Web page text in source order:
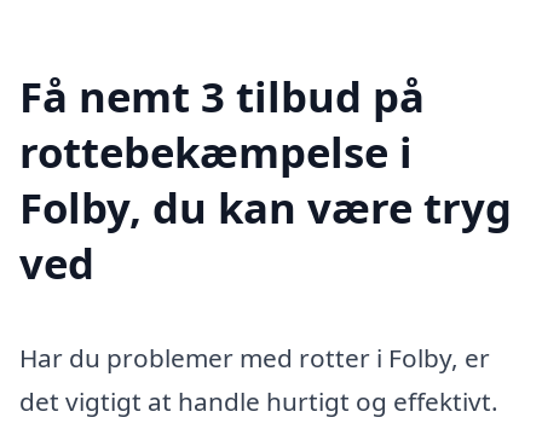
Få nemt 3 tilbud på
rottebekæmpelse i
Folby, du kan være tryg
ved
Har du problemer med rotter i Folby, er
det vigtigt at handle hurtigt og effektivt.